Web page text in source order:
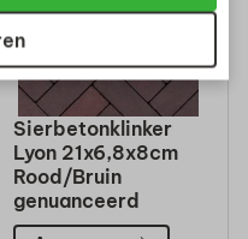
Sierbetonklinker
Lyon 21x6,8x8cm
Rood/Bruin
genuanceerd